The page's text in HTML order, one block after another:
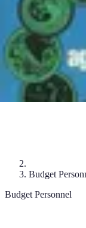
Budget
Budget Personnel